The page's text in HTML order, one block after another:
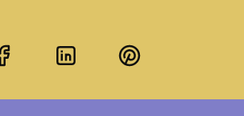
FacebookLinkedInPinterest